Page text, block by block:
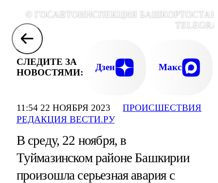
11:54 22 НОЯБРЯ 2023
РЕДАКЦИЯ ВЕСТИ.РУ
ПРОИСШЕСТВИЯ
© ГОСАВТОИНСПЕКЦИЯ
СЛЕДИТЕ ЗА
НОВОСТЯМИ:
Дзен Макс
В среду, 22 ноября, в
Туймазинском районе Башкирии
произошла серьезная авария с